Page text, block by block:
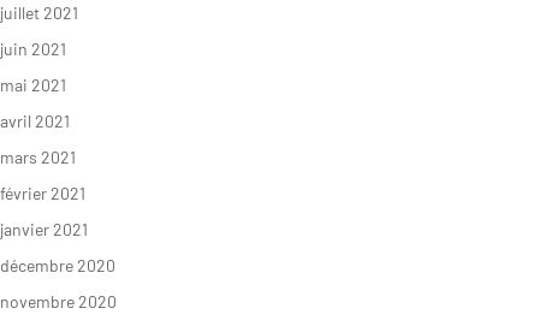
juillet 2021
juin 2021
mai 2021
avril 2021
mars 2021
février 2021
janvier 2021
décembre 2020
novembre 2020